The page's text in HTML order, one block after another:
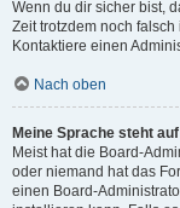
Wenn du dir sicher bist,
Zeit trotzdem noch
Kontaktiere einen
Nach oben
Meine Sprache steht
Meist hat die Board-
oder niemand hat das
einen Board-